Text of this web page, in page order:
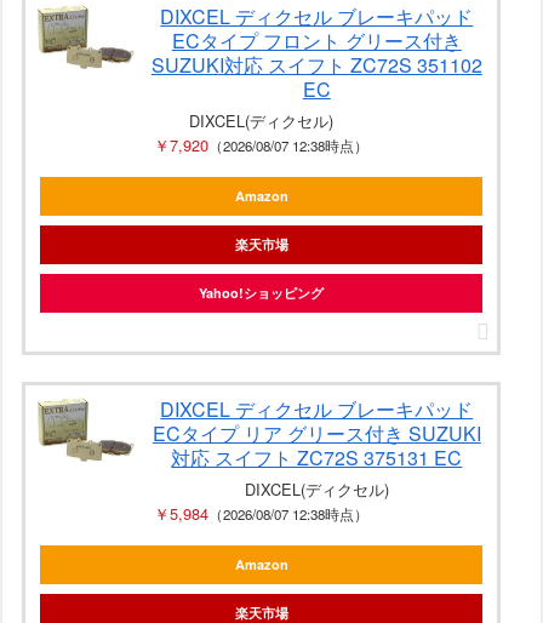
DIXCEL ディクセル ブレーキパッド
ECタイプ フロント グリース付き
SUZUKI対応 スイフト ZC72S 351102
EC
DIXCEL(ディクセル)
￥7,920 （2026/08/07 12:38時点）
Amazon
楽天市場
Yahoo!ショッピング
DIXCEL ディクセル ブレーキパッド
ECタイプ リア グリース付き SUZUKI
対応 スイフト ZC72S 375131 EC
DIXCEL(ディクセル)
￥5,984 （2026/08/07 12:38時点）
Amazon
楽天市場